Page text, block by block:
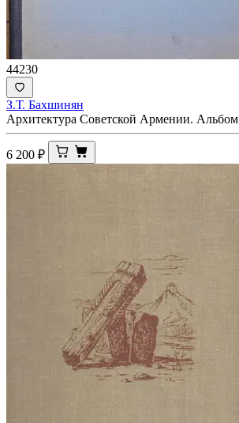
44230
З.Т. Бахшинян
Архитектура Советской Армении. Альбом
6 200 ₽